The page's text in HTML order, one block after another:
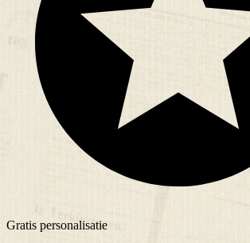
Gratis personalisatie